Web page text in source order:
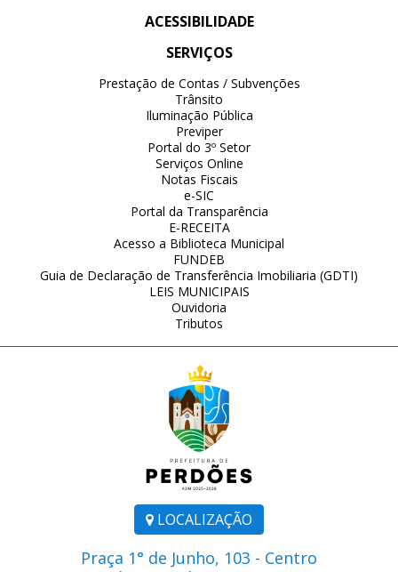
LOCALIZAÇÃO
Praça 1° de Junho, 103 - Centro
ACESSIBILIDADE
SERVIÇOS
Prestação de Contas / Subvenções
Trânsito
Iluminação Pública
Previper
Portal do 3º Setor
Serviços Online
Notas Fiscais
e-SIC
Portal da Transparência
E-RECEITA
Acesso a Biblioteca Municipal
FUNDEB
Guia de Declaração de Transferência Imobiliaria (GDTI)
LEIS MUNICIPAIS
Ouvidoria
Tributos